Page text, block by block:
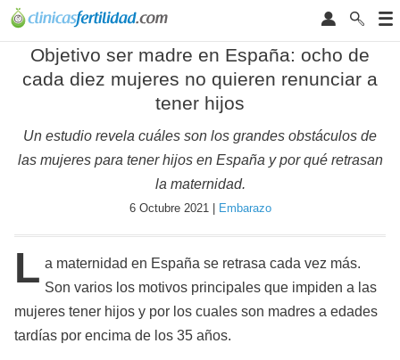
Objetivo ser madre en España: ocho de
cada diez mujeres no quieren renunciar a
tener hijos
Un estudio revela cuáles son los grandes obstáculos de
las mujeres para tener hijos en España y por qué retrasan
la maternidad.
6 Octubre 2021 | Embarazo
L a maternidad en España se retrasa cada vez más.
Son varios los motivos principales que impiden a las
mujeres tener hijos y por los cuales son madres a edades
tardías por encima de los 35 años.